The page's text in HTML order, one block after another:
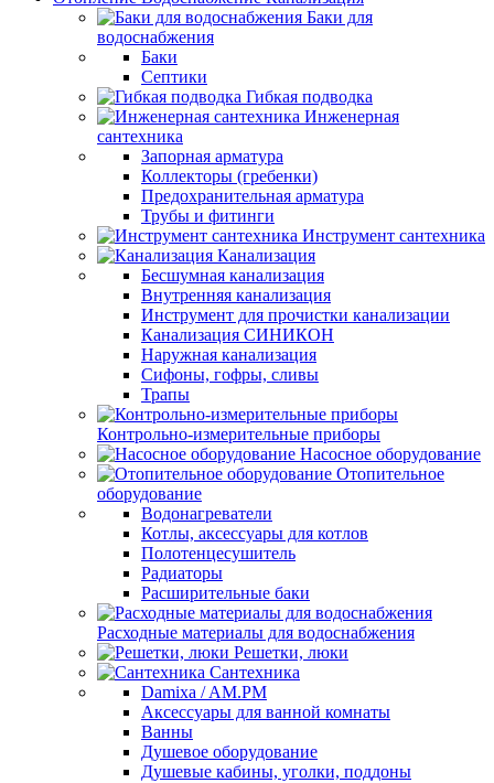
Баки для
водоснабжения
Баки
Септики
Гибкая подводка
Инженерная
сантехника
Запорная арматура
Коллекторы (гребенки)
Предохранительная арматура
Трубы и фитинги
Инструмент сантехника
Канализация
Бесшумная канализация
Внутренняя канализация
Инструмент для прочистки канализации
Канализация СИНИКОН
Наружная канализация
Сифоны, гофры, сливы
Трапы
Контрольно-измерительные приборы
Насосное оборудование
Отопительное
оборудование
Водонагреватели
Котлы, аксессуары для котлов
Полотенцесушитель
Радиаторы
Расширительные баки
Расходные материалы для водоснабжения
Решетки, люки
Сантехника
Damixa / AM.PM
Аксессуары для ванной комнаты
Ванны
Душевое оборудование
Душевые кабины, уголки, поддоны